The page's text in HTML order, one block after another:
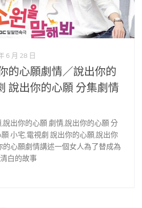
6 月 28 日
的心願劇情／說出你的
說出你的心願 分集劇情
說出你的心願 劇情,說出你的心願 分
小宅,電視劇 說出你的心願,說出你
的心願劇情講述一個女人為了替成為
白的故事